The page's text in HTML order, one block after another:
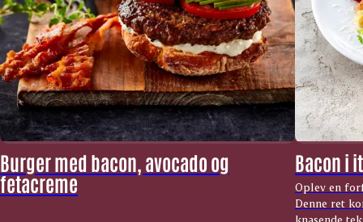
Burger med bacon, avocado og
fetacreme
Bacon i
Oplev en
Denne ret
knasende